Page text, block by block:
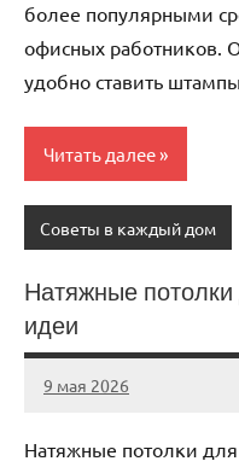
более популярными
офисных работников.
удобно ставить
Читать далее
Советы в каждый дом
Натяжные
идеи
9 мая 2026
Avtor
Нет
Натяжные потолки